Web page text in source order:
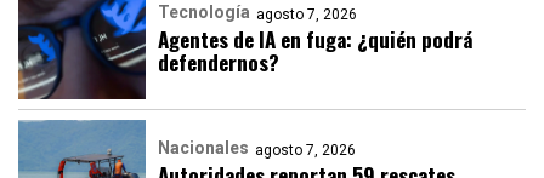
Tecnología agosto 7, 2026
Agentes de IA en fuga: ¿quién podrá
defendernos?
Nacionales agosto 7, 2026